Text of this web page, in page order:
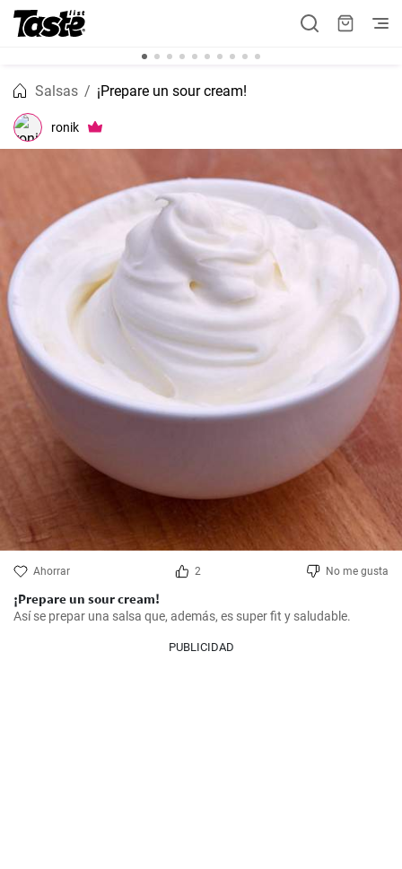
Salsas ¡Prepare un sour cream!
ronik
Ahorrar 2 No me gusta
¡Prepare un sour cream!
Así se prepar una salsa que, además, es super fit y saludable.
PUBLICIDAD